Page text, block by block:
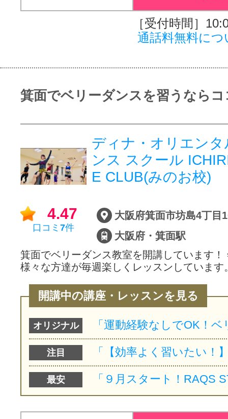
［受付時間］
通話料無料につ
箕面でベリーダンスを習うならコ
ディナ・オリエン
ンス スクール
E CLUB(みのお校)
4.47
口コミ 7件
大阪府・箕面駅
箕面でベリーダンス教室を開講しています！
様々な方達が毎週楽しくレッスンしていま
開講中の講座・レッスンを見る
オリジナル
注目
最安